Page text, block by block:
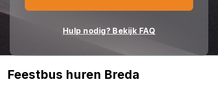
Hulp nodig? Bekijk FAQ
Feestbus huren Breda